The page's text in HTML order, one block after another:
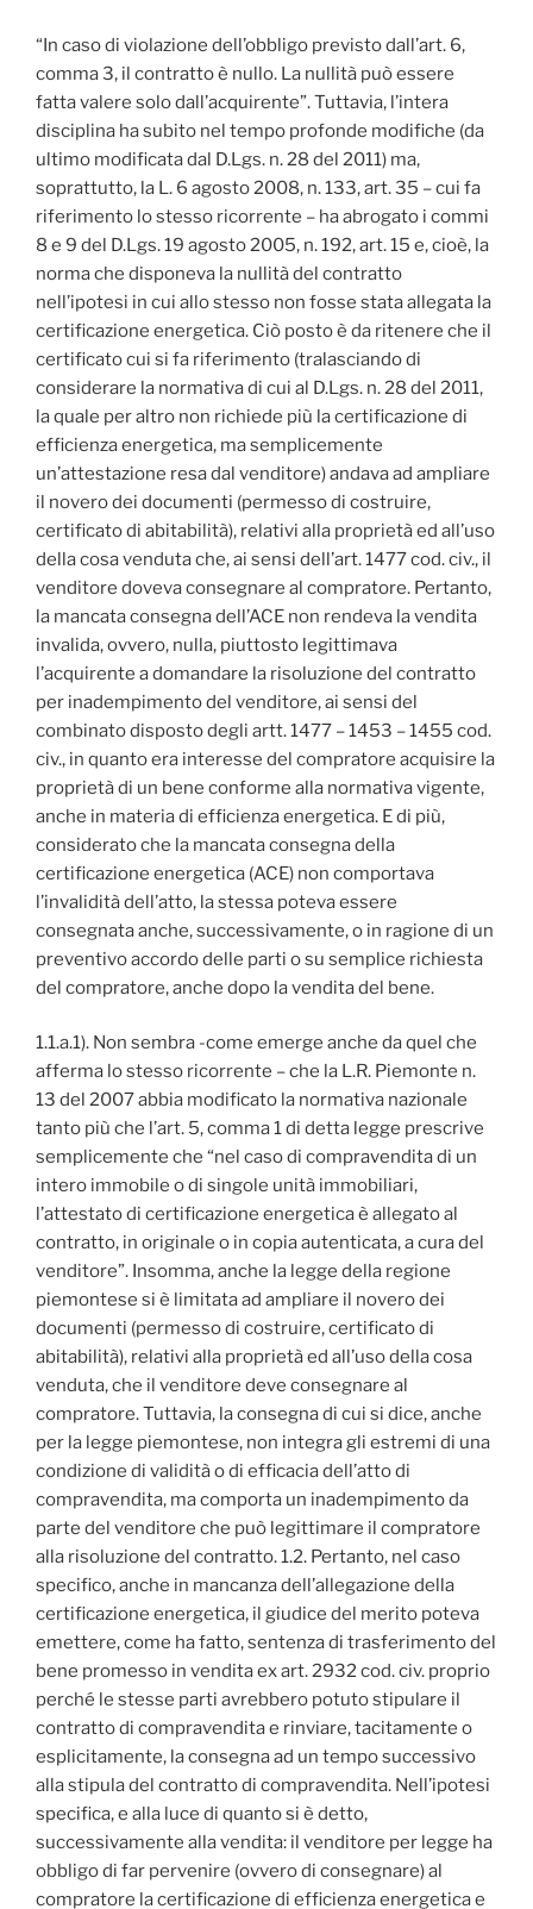
“In caso di violazione dell’obbligo previsto dall’art. 6,
comma 3, il contratto è nullo. La nullità può essere
fatta valere solo dall’acquirente”. Tuttavia, l’intera
disciplina ha subito nel tempo profonde modifiche (da
ultimo modificata dal D.Lgs. n. 28 del 2011) ma,
soprattutto, la L. 6 agosto 2008, n. 133, art. 35 – cui fa
riferimento lo stesso ricorrente – ha abrogato i commi
8 e 9 del D.Lgs. 19 agosto 2005, n. 192, art. 15 e, cioè, la
norma che disponeva la nullità del contratto
nell’ipotesi in cui allo stesso non fosse stata allegata la
certificazione energetica. Ciò posto è da ritenere che il
certificato cui si fa riferimento (tralasciando di
considerare la normativa di cui al D.Lgs. n. 28 del 2011,
la quale per altro non richiede più la certificazione di
efficienza energetica, ma semplicemente
un’attestazione resa dal venditore) andava ad ampliare
il novero dei documenti (permesso di costruire,
certificato di abitabilità), relativi alla proprietà ed all’uso
della cosa venduta che, ai sensi dell’art. 1477 cod. civ., il
venditore doveva consegnare al compratore. Pertanto,
la mancata consegna dell’ACE non rendeva la vendita
invalida, ovvero, nulla, piuttosto legittimava
l’acquirente a domandare la risoluzione del contratto
per inadempimento del venditore, ai sensi del
combinato disposto degli artt. 1477 – 1453 – 1455 cod.
civ., in quanto era interesse del compratore acquisire la
proprietà di un bene conforme alla normativa vigente,
anche in materia di efficienza energetica. E di più,
considerato che la mancata consegna della
certificazione energetica (ACE) non comportava
l’invalidità dell’atto, la stessa poteva essere
consegnata anche, successivamente, o in ragione di un
preventivo accordo delle parti o su semplice richiesta
del compratore, anche dopo la vendita del bene.
1.1.a.1). Non sembra -come emerge anche da quel che
afferma lo stesso ricorrente – che la L.R. Piemonte n.
13 del 2007 abbia modificato la normativa nazionale
tanto più che l’art. 5, comma 1 di detta legge prescrive
semplicemente che “nel caso di compravendita di un
intero immobile o di singole unità immobiliari,
l’attestato di certificazione energetica è allegato al
contratto, in originale o in copia autenticata, a cura del
venditore”. Insomma, anche la legge della regione
piemontese si è limitata ad ampliare il novero dei
documenti (permesso di costruire, certificato di
abitabilità), relativi alla proprietà ed all’uso della cosa
venduta, che il venditore deve consegnare al
compratore. Tuttavia, la consegna di cui si dice, anche
per la legge piemontese, non integra gli estremi di una
condizione di validità o di efficacia dell’atto di
compravendita, ma comporta un inadempimento da
parte del venditore che può legittimare il compratore
alla risoluzione del contratto. 1.2. Pertanto, nel caso
specifico, anche in mancanza dell’allegazione della
certificazione energetica, il giudice del merito poteva
emettere, come ha fatto, sentenza di trasferimento del
bene promesso in vendita ex art. 2932 cod. civ. proprio
perché le stesse parti avrebbero potuto stipulare il
contratto di compravendita e rinviare, tacitamente o
esplicitamente, la consegna ad un tempo successivo
alla stipula del contratto di compravendita. Nell’ipotesi
specifica, e alla luce di quanto si è detto,
successivamente alla vendita: il venditore per legge ha
obbligo di far pervenire (ovvero di consegnare) al
compratore la certificazione di efficienza energetica e